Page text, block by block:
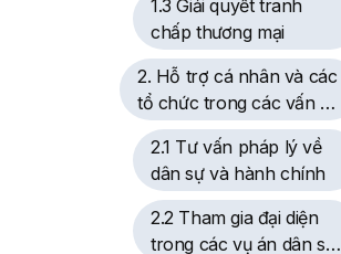
1.3 Giải quyết tranh
chấp thương mại
2. Hỗ trợ cá nhân và các
tổ chức trong các vấn đề
pháp lý
2.1 Tư vấn pháp lý về
dân sự và hành chính
2.2 Tham gia đại diện
trong các vụ án dân sự,